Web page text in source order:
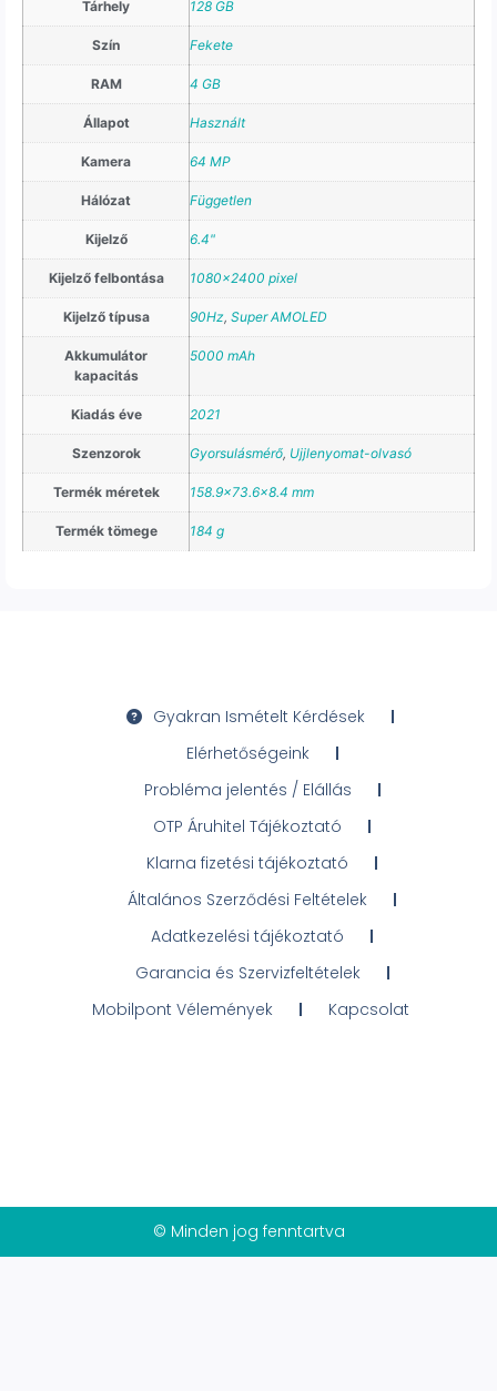
Tárhely 128 GB
Szín Fekete
RAM 4 GB
Állapot Használt
Kamera 64 MP
Hálózat Független
Kijelző 6.4"
Kijelző felbontása 1080×2400 pixel
Kijelző típusa 90Hz, Super AMOLED
Akkumulátor
kapacitás
5000 mAh
Kiadás éve 2021
Szenzorok Gyorsulásmérő, Ujjlenyomat-olvasó
Termék méretek 158.9×73.6×8.4 mm
Termék tömege 184 g
Gyakran Ismételt Kérdések
Elérhetőségeink
Probléma jelentés / Elállás
OTP Áruhitel Tájékoztató
Klarna fizetési tájékoztató
Általános Szerződési Feltételek
Adatkezelési tájékoztató
Garancia és Szervizfeltételek
Mobilpont Vélemények
Kapcsolat
© Minden jog fenntartva